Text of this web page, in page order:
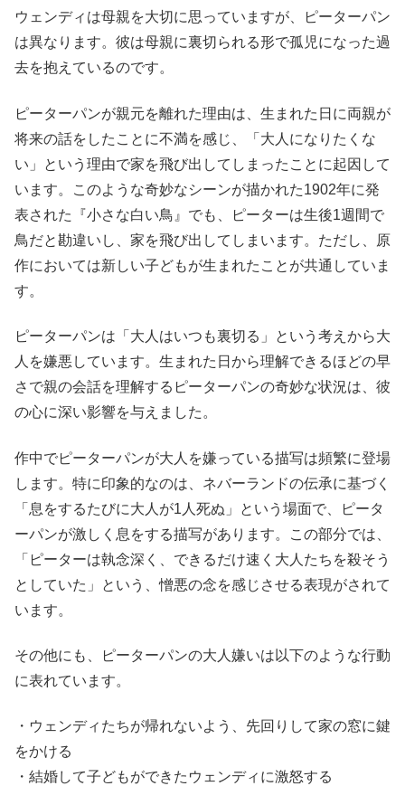
ウェンディは母親を大切に思っていますが、ピーターパン
は異なります。彼は母親に裏切られる形で孤児になった過
去を抱えているのです。
ピーターパンが親元を離れた理由は、生まれた日に両親が
将来の話をしたことに不満を感じ、「大人になりたくな
い」という理由で家を飛び出してしまったことに起因して
います。このような奇妙なシーンが描かれた1902年に発
表された『小さな白い鳥』でも、ピーターは生後1週間で
鳥だと勘違いし、家を飛び出してしまいます。ただし、原
作においては新しい子どもが生まれたことが共通していま
す。
ピーターパンは「大人はいつも裏切る」という考えから大
人を嫌悪しています。生まれた日から理解できるほどの早
さで親の会話を理解するピーターパンの奇妙な状況は、彼
の心に深い影響を与えました。
作中でピーターパンが大人を嫌っている描写は頻繁に登場
します。特に印象的なのは、ネバーランドの伝承に基づく
「息をするたびに大人が1人死ぬ」という場面で、ピータ
ーパンが激しく息をする描写があります。この部分では、
「ピーターは執念深く、できるだけ速く大人たちを殺そう
としていた」という、憎悪の念を感じさせる表現がされて
います。
その他にも、ピーターパンの大人嫌いは以下のような行動
に表れています。
・ウェンディたちが帰れないよう、先回りして家の窓に鍵
をかける
・結婚して子どもができたウェンディに激怒する